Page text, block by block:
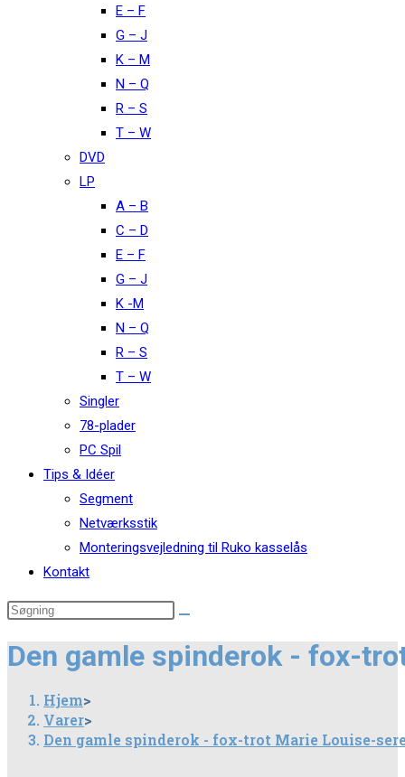
E – F
G – J
K – M
N – Q
R – S
T – W
DVD
LP
A – B
C – D
E – F
G – J
K -M
N – Q
R – S
T – W
Singler
78-plader
PC Spil
Tips & Idéer
Segment
Netværksstik
Monteringsvejledning til Ruko kasselås
Kontakt
Den gamle spinderok - fox-
Hjem>
Varer>
Den gamle spinderok - fox-trot Marie Louise-